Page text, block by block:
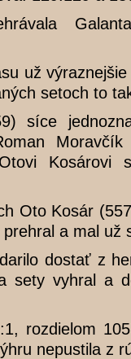
už
setoch to
síce
Kosárovi
Oto Kosár
a mal už
dostať z
sety vyhral a
rozdielom
nepustila z